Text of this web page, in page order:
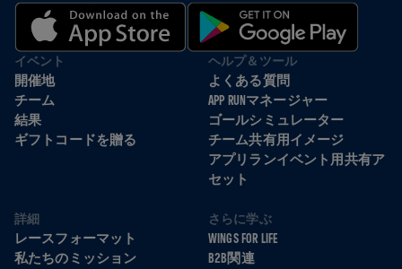
イベント
開催地
チーム
結果
ギフトコードを贈る
ヘルプ＆ツール
よくある質問
APP RUNマネージャー
ゴールシミュレーター
チーム共有用イメージ
アプリランイベント用共有ア
セット
詳細
レースフォーマット
私たちのミッション
さらに学ぶ
WINGS FOR LIFE
B2B関連